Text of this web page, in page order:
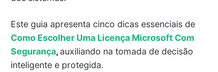
Este guia apresenta cinco dicas essenciais de
Como Escolher Uma Licença Microsoft Com
Segurança, auxiliando na tomada de decisão
inteligente e protegida.